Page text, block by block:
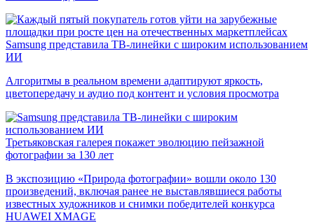
Samsung представила ТВ-линейки с широким использованием
ИИ
Алгоритмы в реальном времени адаптируют яркость,
цветопередачу и аудио под контент и условия просмотра
Третьяковская галерея покажет эволюцию пейзажной
фотографии за 130 лет
В экспозицию «Природа фотографии» вошли около 130
произведений, включая ранее не выставлявшиеся работы
известных художников и снимки победителей конкурса
HUAWEI XMAGE